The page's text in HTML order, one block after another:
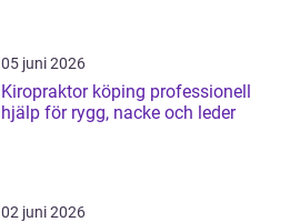
05 juni 2026
Kiropraktor köping professionell
hjälp för rygg, nacke och leder
02 juni 2026